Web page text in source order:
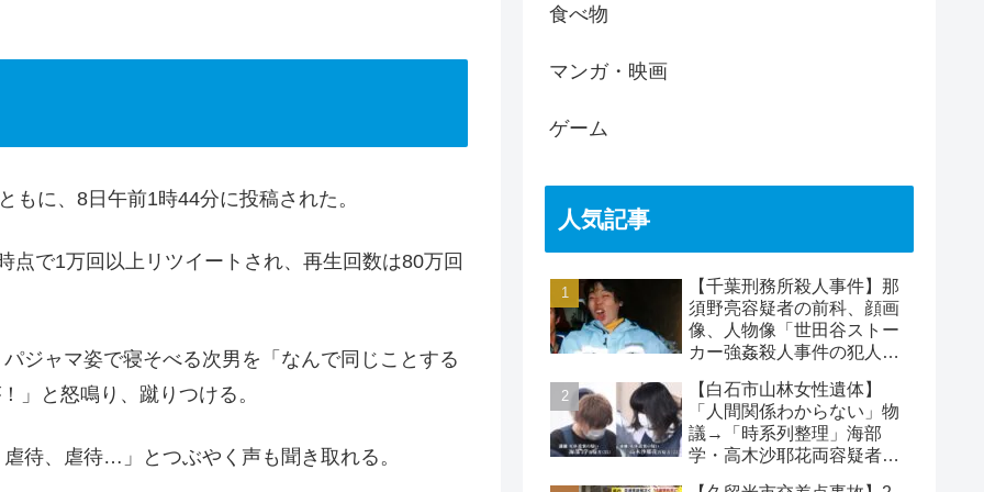
に、8日午前1時44分に投稿された。
で1万回以上リツイートされ、再生回数は80万回
ジャマ姿で寝そべる次男を「なんで同じことする
」と怒鳴り、蹴りつける。
待、虐待…」とつぶやく声も聞き取れる。
食べ物
マンガ・映画
ゲーム
人気記事
【千葉刑務所殺人事件】那
須野亮容疑者の前科、顔画
像、人物像「世田谷ストー
カー強姦殺人事件の犯人」
は？
【白石市山林女性遺体】
「人間関係わからない」物
議→「時系列整理」海部
学・高木沙耶花両容疑者、